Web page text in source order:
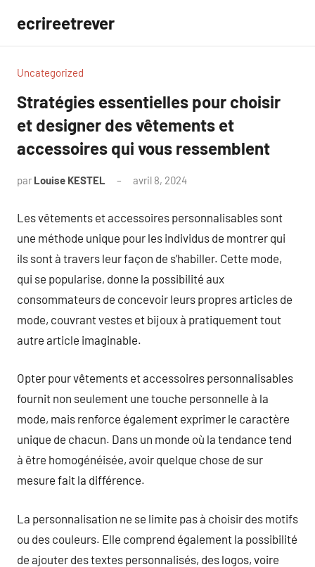
contenu
ecrireetrever
Uncategorized
Stratégies essentielles pour choisir
et designer des vêtements et
accessoires qui vous ressemblent
par Louise KESTEL avril 8, 2024
Les vêtements et accessoires personnalisables sont
une méthode unique pour les individus de montrer qui
ils sont à travers leur façon de s’habiller. Cette mode,
qui se popularise, donne la possibilité aux
consommateurs de concevoir leurs propres articles de
mode, couvrant vestes et bijoux à pratiquement tout
autre article imaginable.
Opter pour vêtements et accessoires personnalisables
fournit non seulement une touche personnelle à la
mode, mais renforce également exprimer le caractère
unique de chacun. Dans un monde où la tendance tend
à être homogénéisée, avoir quelque chose de sur
mesure fait la différence.
La personnalisation ne se limite pas à choisir des motifs
ou des couleurs. Elle comprend également la possibilité
de ajouter des textes personnalisés, des logos, voire